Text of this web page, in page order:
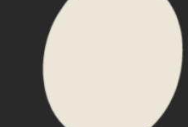
E-mailadres